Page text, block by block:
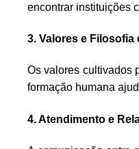
encontrar instituições
3. Valores e Filosofia
Os valores cultivados
formação humana
4. Atendimento e